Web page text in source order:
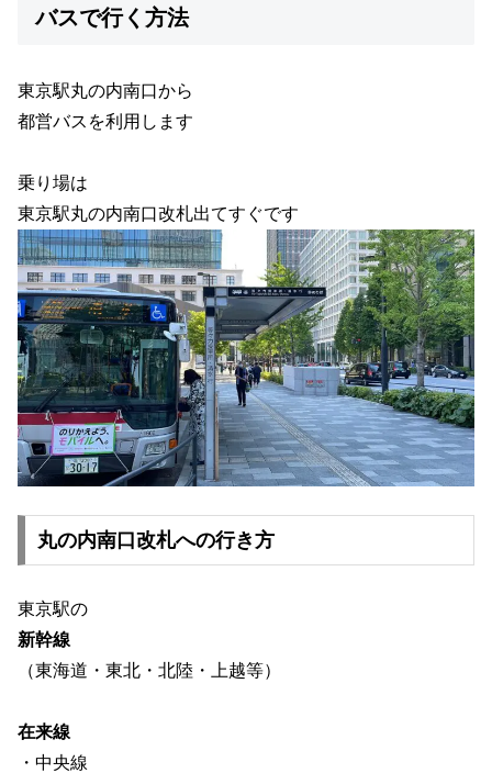
バスで行く方法
東京駅丸の内南口から
都営バスを利用します
乗り場は
東京駅丸の内南口改札出てすぐです
丸の内南口改札への行き方
東京駅の
新幹線
（東海道・東北・北陸・上越等）
在来線
・中央線